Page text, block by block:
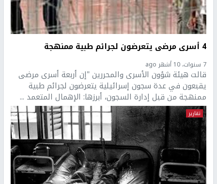
4 أسرى مرضى يتعرضون لجرائم طبية ممنهجة
7 سنوات، 10 أشهر ago
قالت هيئة شؤون الأسرى والمحررين "إن أربعة أسرى مرضى
يقبعون في عدة سجون إسرائيلية يتعرضون لجرائم طبية
ممنهجة من قبل إدارة السجون، أبرزها: الإهمال المتعمد ...
تقارير